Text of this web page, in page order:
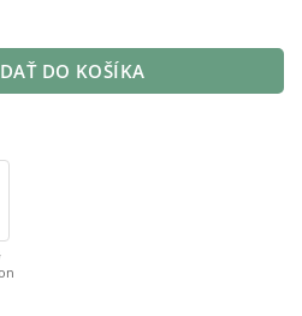
Moon biely
DO KOŠÍKA